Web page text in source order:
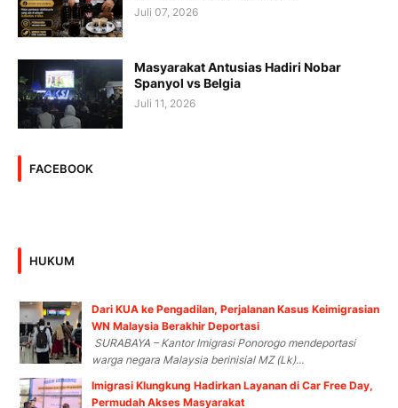
Juli 07, 2026
Masyarakat Antusias Hadiri Nobar
Spanyol vs Belgia
Juli 11, 2026
FACEBOOK
HUKUM
Dari KUA ke Pengadilan, Perjalanan Kasus Keimigrasian
WN Malaysia Berakhir Deportasi
SURABAYA – Kantor Imigrasi Ponorogo mendeportasi
warga negara Malaysia berinisial MZ (Lk)...
Imigrasi Klungkung Hadirkan Layanan di Car Free Day,
Permudah Akses Masyarakat